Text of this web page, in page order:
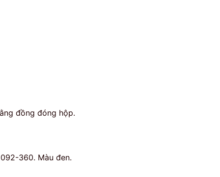
đồng đóng hộp.
360. Màu đen.